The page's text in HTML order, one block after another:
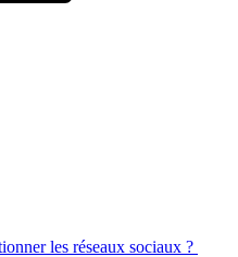
les réseaux sociaux ?